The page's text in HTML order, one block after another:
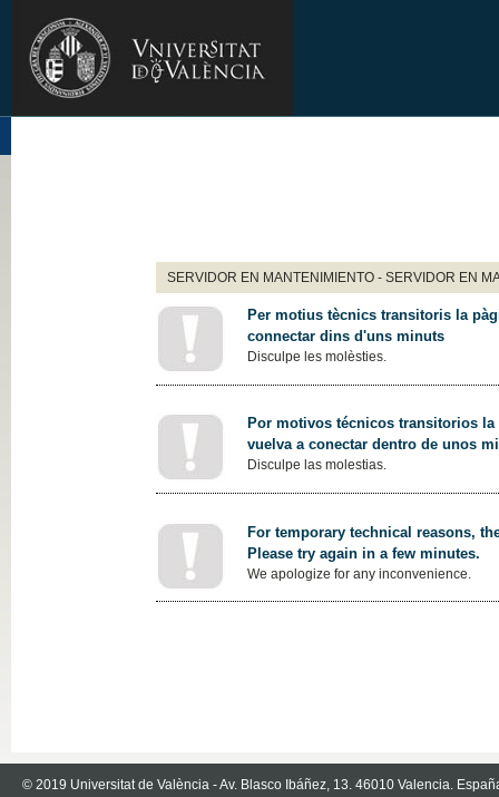
SERVIDOR EN MANTENIMIENTO - SERVIDOR EN
Per motius tècnics transitoris la
connectar dins d'uns minuts
Disculpe les molèsties.
Por motivos técnicos transitorios
vuelva a conectar dentro de unos
Disculpe las molestias.
For temporary technical reasons,
Please try again in a few minutes.
We apologize for any inconvenience.
© 2019 Universitat de València - Av. Blasco Ibáñez, 13. 46010 Valencia.